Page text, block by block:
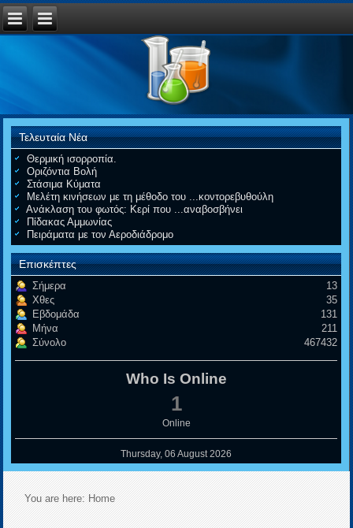
Τελευταία Νέα
Θερμική ισορροπία.
Οριζόντια Βολή
Στάσιμα Κύματα
Μελέτη κινήσεων με τη μέθοδο του ...κοντορεβυθούλη
Ανάκλαση του φωτός: Κερί που ...αναβοσβήνει
Πίδακας Αμμωνίας
Πειράματα με τον Αεροδιάδρομο
Επισκέπτες
Σήμερα
13
Χθες
35
Εβδομάδα
131
Μήνα
211
Σύνολο
467432
Who Is Online
1
Online
Thursday, 06 August 2026
You are here: Home